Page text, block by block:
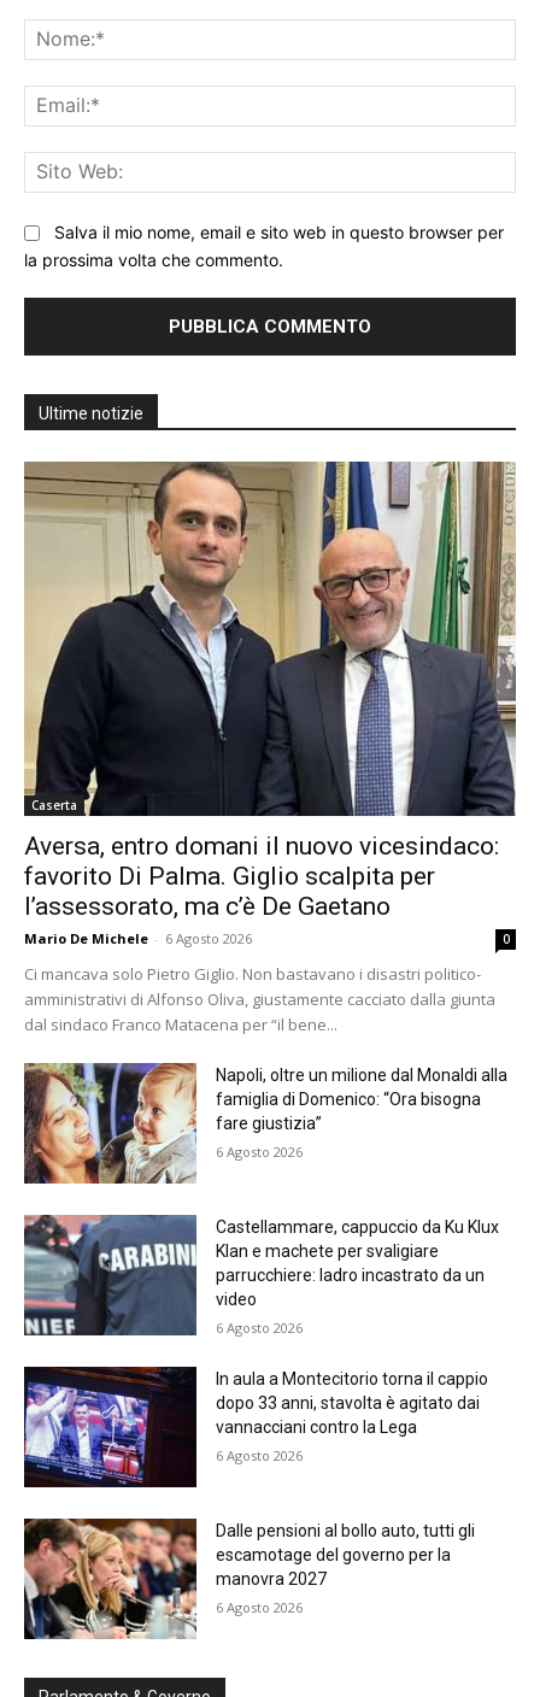
Salva il mio nome, email e sito web in questo browser per
la prossima volta che commento.
Ultime notizie
Caserta
Aversa, entro domani il nuovo vicesindaco:
favorito Di Palma. Giglio scalpita per
l’assessorato, ma c’è De Gaetano
Mario De Michele - 6 Agosto 2026 0
Ci mancava solo Pietro Giglio. Non bastavano i disastri politico-
amministrativi di Alfonso Oliva, giustamente cacciato dalla giunta
dal sindaco Franco Matacena per “il bene...
Napoli, oltre un milione dal Monaldi alla
famiglia di Domenico: “Ora bisogna
fare giustizia”
6 Agosto 2026
Castellammare, cappuccio da Ku Klux
Klan e machete per svaligiare
parrucchiere: ladro incastrato da un
video
6 Agosto 2026
In aula a Montecitorio torna il cappio
dopo 33 anni, stavolta è agitato dai
vannacciani contro la Lega
6 Agosto 2026
Dalle pensioni al bollo auto, tutti gli
escamotage del governo per la
manovra 2027
6 Agosto 2026